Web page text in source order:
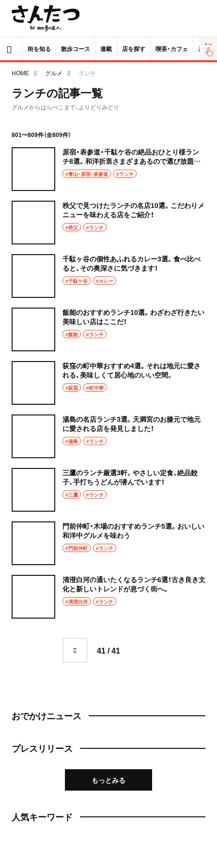
街を知る 散歩コース 連載 店を探す 喫茶・カフェ 居酒屋
HOME グルメ ランチ
ランチの記事一覧
グルメからはらぺこまで、よりどりみどり
801〜809件（全809件）
原宿・表参道・千駄ケ谷の絶品おひとり様ラン
チ8選。和洋折衷さまざまあるので選び放題で
す！
#青山・原宿・表参道 #ランチ
秩父で見つけたランチの名店10選。こだわりメ
ニューを味わえる店をご紹介！
#秩父 #ランチ
千駄ヶ谷の個性あふれるカレー3選。食べ比べ
ると、その奥深さに気づきます！
#千駄ケ谷 #カレー
飯能のおすすめランチ10選。わざわざ行きたい
美味しい店はここだ！
#飯能 #ランチ
荻窪の町中華おすすめ4選。それは地元に愛さ
れる、美味しくて居心地のいい空間。
#荻窪 #町中華
湯島の名店ランチ3選。天満宮のお膝元で地元
に愛される店を発見しました！
#湯島 #ランチ
三鷹のランチ厳選3軒。やさしい定食、絶品餃
子、手打ちうどんが潜んでいます！
#三鷹 #ランチ
門前仲町・木場のおすすめランチ5選。おいしい
和洋中グルメを味わう
#門前仲町 #ランチ
清澄白河の通いたくなるランチ6選！古き良き文
化と新しいトレンドが息づく街へ。
#清澄白河 #ランチ
41 / 41
おでかけニュース
プレスリリース
もっとみる
人気キーワード